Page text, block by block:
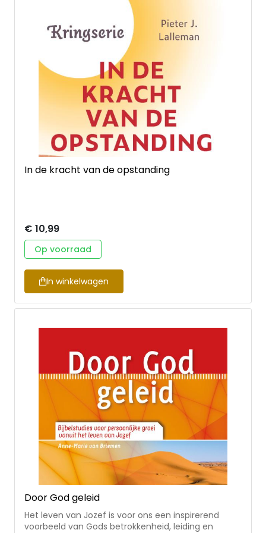
In de kracht van de opstanding
€ 10,99
Op voorraad
In winkelwagen
Door God geleid
Het leven van Jozef is voor ons een inspirerend
voorbeeld van Gods betrokkenheid, leiding en